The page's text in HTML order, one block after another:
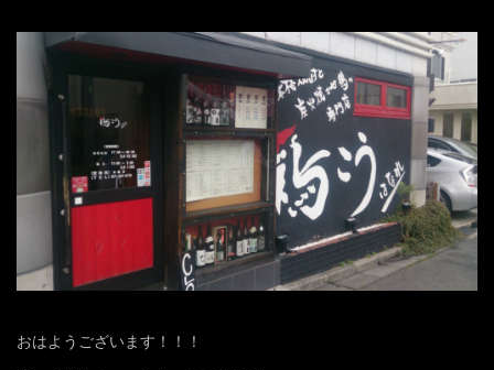
おはようございます！！！